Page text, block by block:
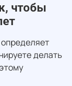
чтобы
делать